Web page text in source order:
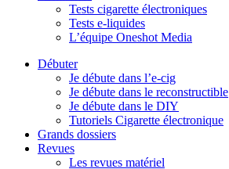
Tests cigarette électroniques
Tests e-liquides
L’équipe Oneshot Media
Débuter
Je débute dans l’e-cig
Je débute dans le reconstructible
Je débute dans le DIY
Tutoriels Cigarette électronique
Grands dossiers
Revues
Les revues matériel